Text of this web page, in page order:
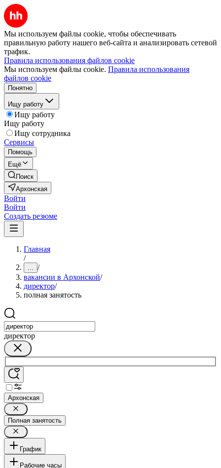
Мы используем файлы cookie, чтобы обеспечивать
правильную работу нашего веб-сайта и анализировать сетевой
трафик.
Правила использования файлов cookie
Мы используем файлы cookie. Правила использования
файлов cookie
Понятно
Ищу работу
Ищу работу
Ищу работу
Ищу сотрудника
Сервисы
Помощь
Ещё
Поиск
Архонская
Войти
Войти
Создать резюме
Главная
/
... /
вакансии в Архонской/
директор/
полная занятость
директор
Архонская
Полная занятость
График
Рабочие часы